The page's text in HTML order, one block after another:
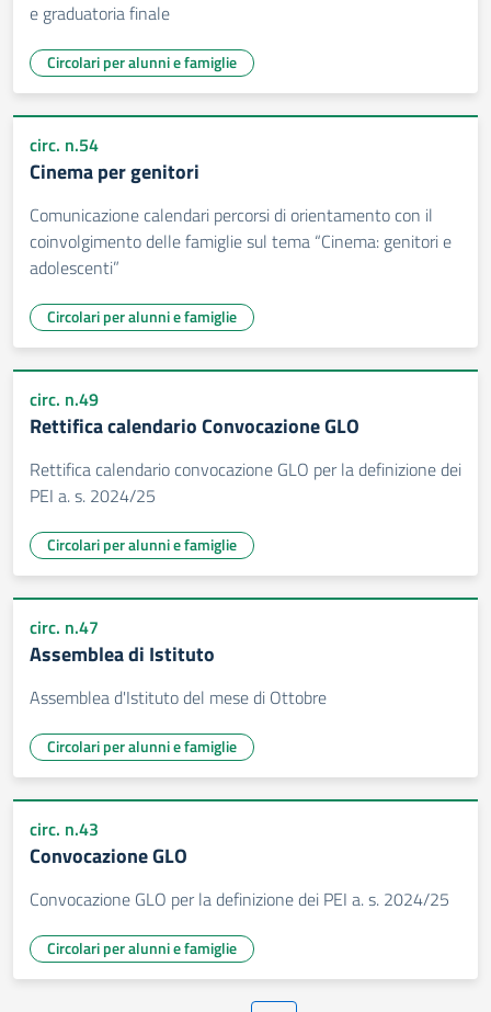
e graduatoria finale
Circolari per alunni e famiglie
circ. n.54
Cinema per genitori
Comunicazione calendari percorsi di orientamento con il
coinvolgimento delle famiglie sul tema “Cinema: genitori e
adolescenti”
Circolari per alunni e famiglie
circ. n.49
Rettifica calendario Convocazione GLO
Rettifica calendario convocazione GLO per la definizione dei
PEI a. s. 2024/25
Circolari per alunni e famiglie
circ. n.47
Assemblea di Istituto
Assemblea d'Istituto del mese di Ottobre
Circolari per alunni e famiglie
circ. n.43
Convocazione GLO
Convocazione GLO per la definizione dei PEI a. s. 2024/25
Circolari per alunni e famiglie